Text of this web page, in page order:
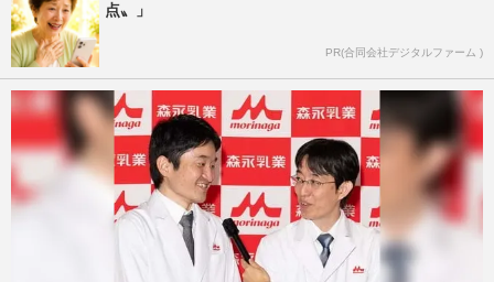
点〟」
PR(合同会社デジタルファーム )